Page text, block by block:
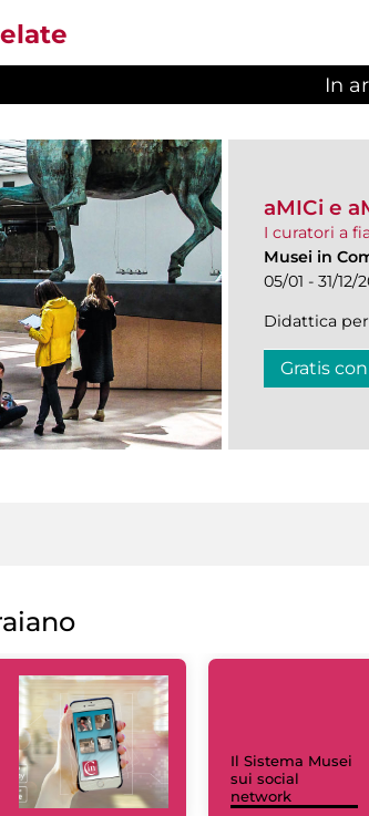
In
aMICi e
I curatori a
Musei in
05/01 - 31/12/
Didattica
Gratis
Il Sistema Musei
sui social
network